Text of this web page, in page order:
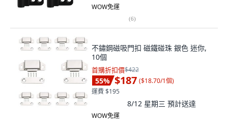
WOW免運
(6)
不鏽鋼磁吸門扣 磁鐵碰珠 銀色 迷你,
10個
首購折扣價$422
55% $187 ($18.70/1個)
運費 $195
8/12 星期三 預計送達
WOW免運